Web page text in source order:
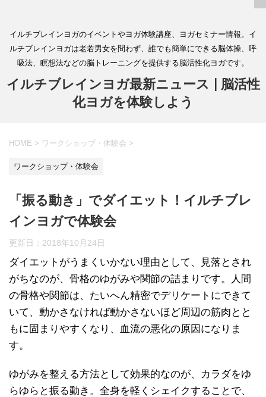
イルチブレインヨガのイベントやヨガ体験講座、ヨガセミナー情報。イ
ルチブレインヨガは老若男女を問わず、誰でも簡単にできる脳体操、呼
吸法、瞑想法などの脳トレーニングを提供する脳活性化ヨガです。
イルチブレインヨガ最新ニュース | 脳活性
化ヨガを体験しよう
HOME > ワークショップ・体験会 >
ワークショップ・体験会
「振る動き」でダイエット！イルチブレ
インヨガで体験会
更新日： 2018年10月24日
ダイエットがうまくいかない理由として、見落とされ
がちなのが、骨格のゆがみや関節の詰まりです。人間
の骨格や関節は、たいへん精密でデリケートにできて
いて、動かさなければ動かさないほど周辺の筋肉とと
もに固まりやすくなり、血流の悪化の原因になりま
す。
ゆがみを整える方法として効果的なのが、カラダをゆ
らゆらと振る動き。全身を軽くシェイクすることで、